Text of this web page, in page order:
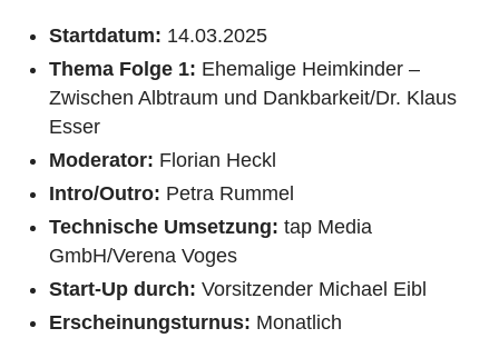
Startdatum: 14.03.2025
Thema Folge 1: Ehemalige Heimkinder –
Zwischen Albtraum und Dankbarkeit/Dr. Klaus
Esser
Moderator: Florian Heckl
Intro/Outro: Petra Rummel
Technische Umsetzung: tap Media
GmbH/Verena Voges
Start-Up durch: Vorsitzender Michael Eibl
Erscheinungsturnus: Monatlich